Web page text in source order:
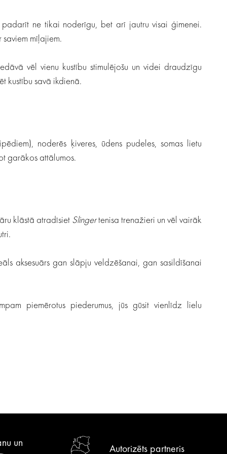
ne tikai noderīgu, bet arī jautru visai ģimenei.
mīļajiem.
vēl vienu kustību stimulējošu un videi draudzīgu
kustību savā ikdienā.
noderēs ķiveres, ūdens pudeles, somas lietu
garākos attālumos.
klāstā atradīsiet Slingertenisa trenažieri un vēl vairāk
aksesuārs gan slāpju veldzēšanai, gan sasildīšanai
piemērotus piederumus, jūs gūsit vienlīdz lielu
un
Autorizēts partneris